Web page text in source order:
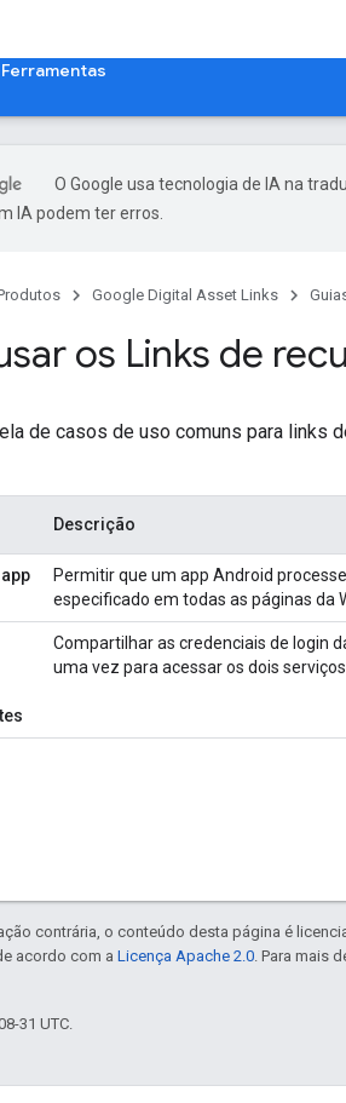
Ferramentas
O Google usa tecnologia de IA na
IA podem ter erros.
Google Digital Asset Links
os Links de
de casos de uso comuns para
Descrição
Permitir que um app Android
especificado em todas as páginas da
Compartilhar as credenciais de login
uma vez para acessar os dois serviços.
contrária, o conteúdo desta página é
acordo com a Licença Apache 2.0 . Para mais
31 UTC.